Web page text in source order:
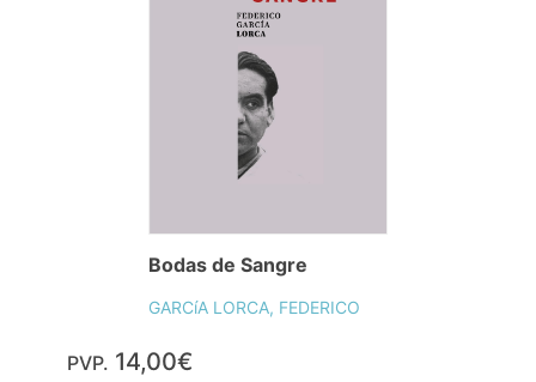
Bodas de Sangre
GARCíA LORCA, FEDERICO
PVP. 14,00€